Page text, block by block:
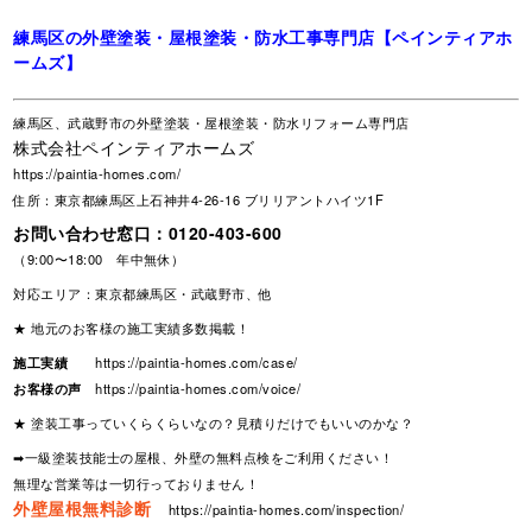
練馬区の外壁塗装・屋根塗装・防水工事専門店【ペインティアホ
ームズ】
練馬区、武蔵野市の外壁塗装・屋根塗装・防水リフォーム専門店
株式会社ペインティアホームズ
https://paintia-homes.com/
住所：東京都練馬区上石神井4-26-16 ブリリアントハイツ1F
お問い合わせ窓口： 0120-403-600
（9:00〜18:00 年中無休）
対応エリア：東京都練馬区・武蔵野市、他
★ 地元のお客様の施工実績多数掲載！
施工実績
https://paintia-homes.com/case/
お客様の声
https://paintia-homes.com/voice/
★ 塗装工事っていくらくらいなの？見積りだけでもいいのかな？
➡一級塗装技能士の屋根、外壁の無料点検をご利用ください！
無理な営業等は一切行っておりません！
外壁屋根無料診断
https://paintia-homes.com/inspection/